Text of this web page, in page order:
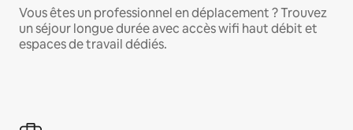
Vous êtes un professionnel en déplacement ? Trouvez
un séjour longue durée avec accès wifi haut débit et
espaces de travail dédiés.